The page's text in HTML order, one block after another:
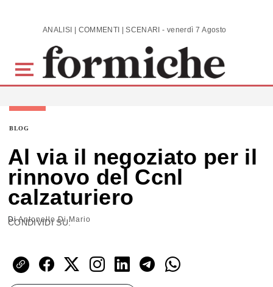
Skip to main content ANALISI | COMMENTI | SCENARI - venerdì 7 Agosto 2026
BLOG
Al via il negoziato per il
rinnovo del Ccnl
calzaturiero
DiAntonello Di Mario
CONDIVIDI SU: